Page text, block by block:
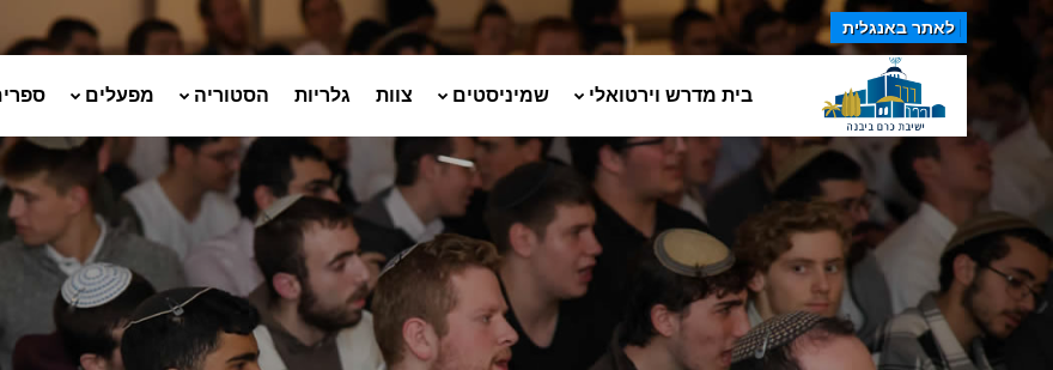
לאתר באנגלית
בית מדרש וירטואלי שמיניסטים צוות גלריות הסטוריה מפעלים